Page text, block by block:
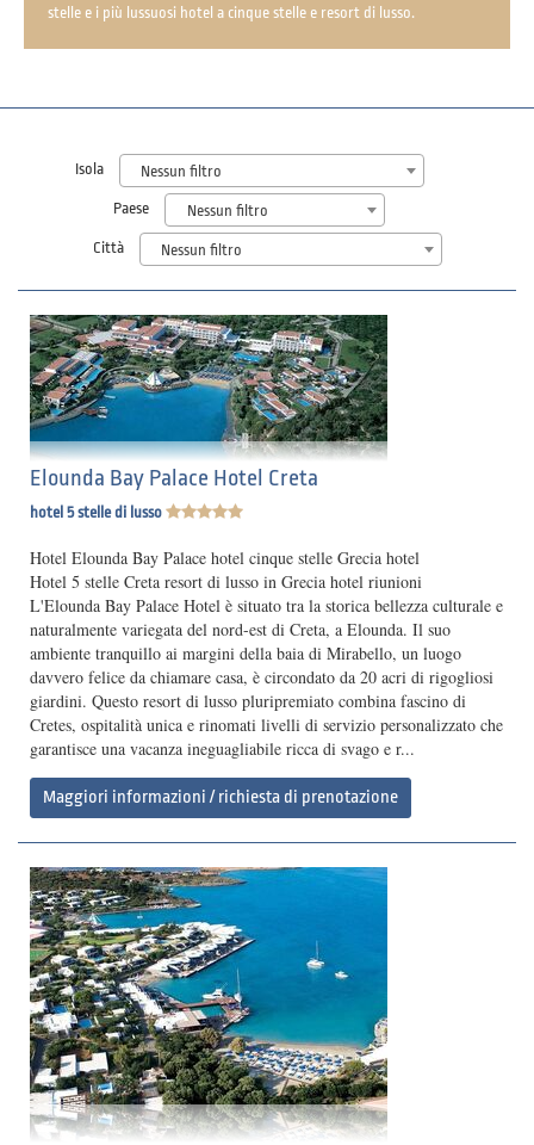
stelle e i più lussuosi hotel a cinque stelle e resort di lusso.
Isola Nessun filtro
Paese Nessun filtro
Città Nessun filtro
Elounda Bay Palace Hotel Creta
hotel 5 stelle di lusso
Hotel Elounda Bay Palace hotel cinque stelle Grecia hotel
Hotel 5 stelle Creta resort di lusso in Grecia hotel riunioni
L'Elounda Bay Palace Hotel è situato tra la storica bellezza culturale e
naturalmente variegata del nord-est di Creta, a Elounda. Il suo
ambiente tranquillo ai margini della baia di Mirabello, un luogo
davvero felice da chiamare casa, è circondato da 20 acri di rigogliosi
giardini. Questo resort di lusso pluripremiato combina fascino di
Cretes, ospitalità unica e rinomati livelli di servizio personalizzato che
garantisce una vacanza ineguagliabile ricca di svago e r...
Maggiori informazioni / richiesta di prenotazione